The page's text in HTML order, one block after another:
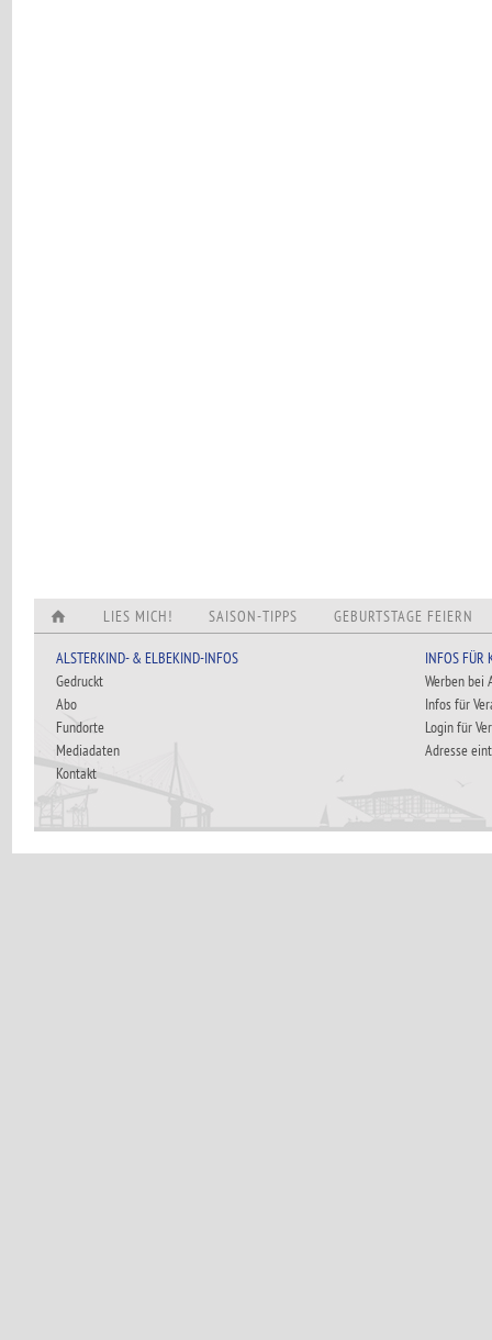
LIES MICH! SAISON-TIPPS GEBURTSTAGE FEIERN
ALSTERKIND- & ELBEKIND-INFOS
Gedruckt
Abo
Fundorte
Mediadaten
Kontakt
INFOS FÜR
Werben bei
Infos für
Login für
Adresse